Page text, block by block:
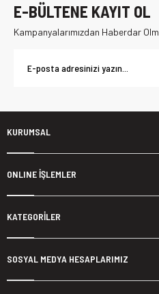
E-BÜLTENE KAYIT OL
Kampanyalarımızdan Haberdar
KURUMSAL
ONLINE İŞLEMLER
KATEGORİLER
SOSYAL MEDYA HESAPLARIMIZ